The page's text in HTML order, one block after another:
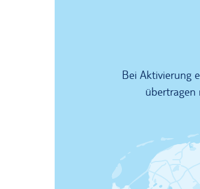
Bei Aktivierung
übertragen